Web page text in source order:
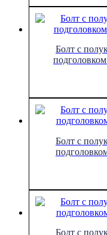
Болт с
Болт с
Болт с